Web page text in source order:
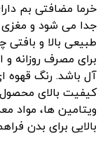
خرما مضافتی بم
جدا می شود و مغزی
طبیعی بالا و
برای مصرف روزانه و
آل باشد. رنگ قهوه
کیفیت بالای
ویتامین ها، مواد
بالایی برای بدن